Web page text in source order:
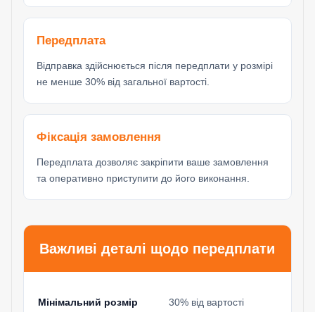
Передплата
Відправка здійснюється після передплати у розмірі
не менше 30% від загальної вартості.
Фіксація замовлення
Передплата дозволяє закріпити ваше замовлення
та оперативно приступити до його виконання.
Важливі деталі щодо передплати
Мінімальний розмір
30% від вартості